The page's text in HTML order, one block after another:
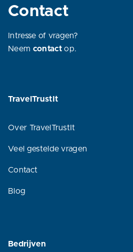
Contact
Intresse of vragen?
Neem contact op.
TravelTrustIt
Over TravelTrustIt
Veel gestelde vragen
Contact
Blog
Bedrijven